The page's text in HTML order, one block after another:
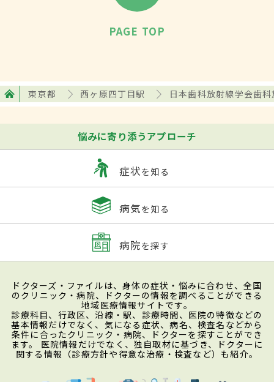
PAGE TOP
東京都 西ヶ原四丁目駅 日本歯科放射線学会歯
悩みに寄り添うアプローチ
症状を知る
病気を知る
病院を探す
ドクターズ・ファイルは、身体の症状・悩みに合わせ、全国
のクリニック・病院、ドクターの情報を調べることができる
地域医療情報サイトです。
診療科目、行政区、沿線・駅、診療時間、医院の特徴などの
基本情報だけでなく、気になる症状、病名、検査名などから
条件に合ったクリニック・病院、ドクターを探すことができ
ます。 医院情報だけでなく、独自取材に基づき、ドクターに
関する情報（診療方針や得意な治療・検査など）も紹介。